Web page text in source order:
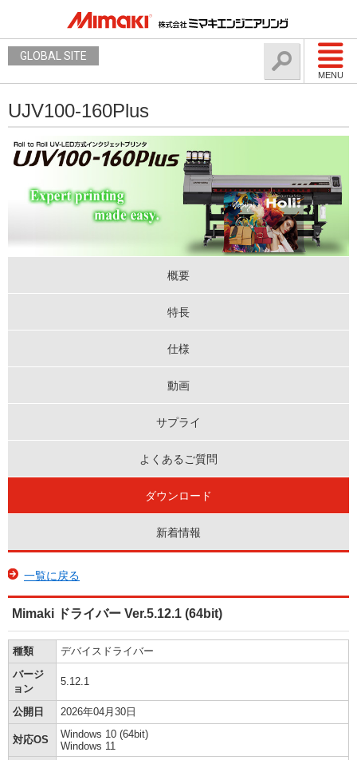
MENU
GLOBAL SITE
UJV100-160Plus
概要
特長
仕様
動画
サプライ
よくあるご質問
ダウンロード
新着情報
一覧に戻る
Mimaki ドライバー Ver.5.12.1 (64bit)
種類
デバイスドライバー
バージ
ョン
5.12.1
公開日 2026年04月30日
対応OS
Windows 10 (64bit)
Windows 11